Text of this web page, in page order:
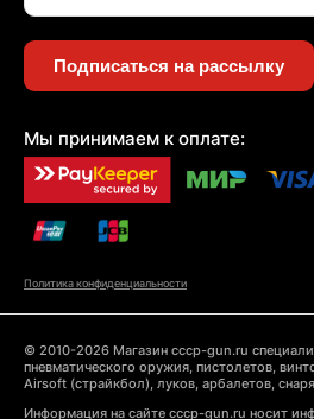
Подписаться на рассылку
Мы принимаем к оплате:
Политика конфиденциальности
© 2010-2026 Магазин cccp-gun.ru
пневматического оружия, пистолетов,
Airsoft (страйкбол), луков, арбалетов,
Информация на сайте cccp-gun.ru носит